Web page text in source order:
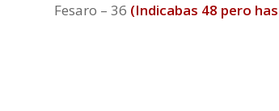
Fesaro – 36 (Indicabas 48 pero